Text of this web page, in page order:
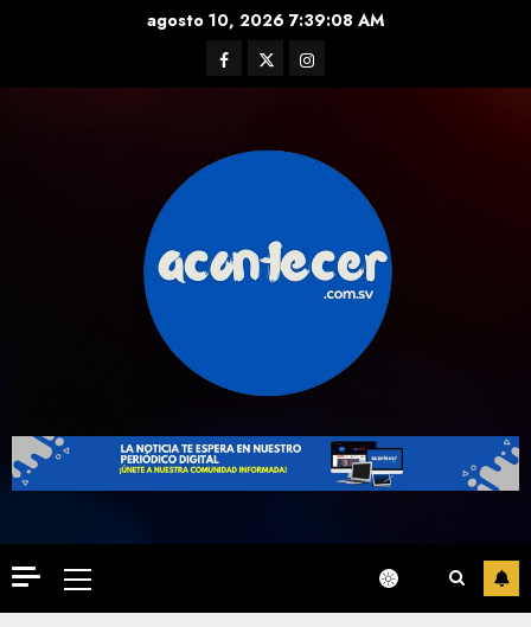
agosto 10, 2026 7:39:09 AM
Facebook
TwitterInstagram
Primary
Menu